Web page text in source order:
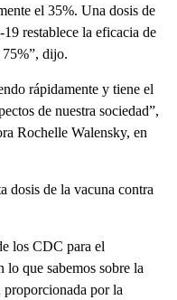
el 35%. Una dosis de
restablece la eficacia de
dijo.
rápidamente y tiene el
de nuestra sociedad”,
Rochelle Walensky, en
dosis de la vacuna contra
los CDC para el
que sabemos sobre la
por la